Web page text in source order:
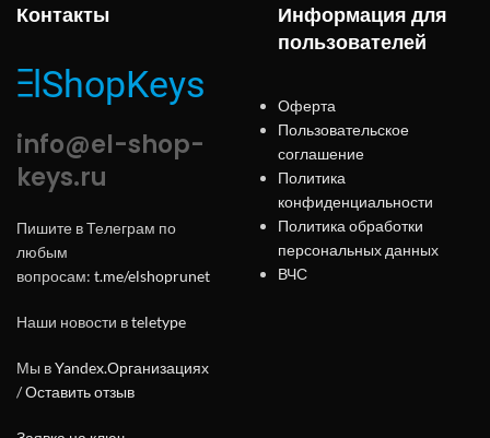
Контакты
info@el-shop-
keys.ru
Пишите в Телеграм по
любым
вопросам: t.me/elshoprunet
Наши новости вteletype
Мы вYandex.Организациях
/Оставить отзыв
Информация для
пользователей
Оферта
Пользовательское
соглашение
Политика
конфиденциальности
Политика обработки
персональных данных
ВЧС